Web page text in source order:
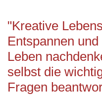
"Kreative
Entspannen
Leben
selbst die
Fragen